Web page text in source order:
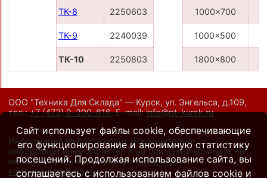
ТК-8 2250603 1000x700
ТК-9 2240039 1000x500
ТК-10 2250803 1800x800
ООО "Техника Для Склада" — Курск, ул. Энгельса, д.109,
тел.:+7 (473) 2-300-616,E-mail:info@pt-kursk.ru
Информация на сайте носит исключительно
информационный характер и ни при каких условиях не
является публичной офертой.Политика
конфиденциальности.
Сайт использует файлы cookie, обеспечивающие
его функционирование и анонимную статистику
посещений. Продолжая использование сайта, вы
соглашаетесь с использованием файлов cookie и